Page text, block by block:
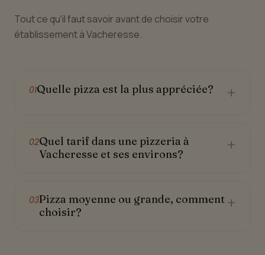
Tout ce qu'il faut savoir avant de choisir votre
établissement à Vacheresse.
01Quelle pizza est la plus appréciée? +
02Quel tarif dans une pizzeria à
Vacheresse et ses environs?
+
03Pizza moyenne ou grande, comment
choisir?
+